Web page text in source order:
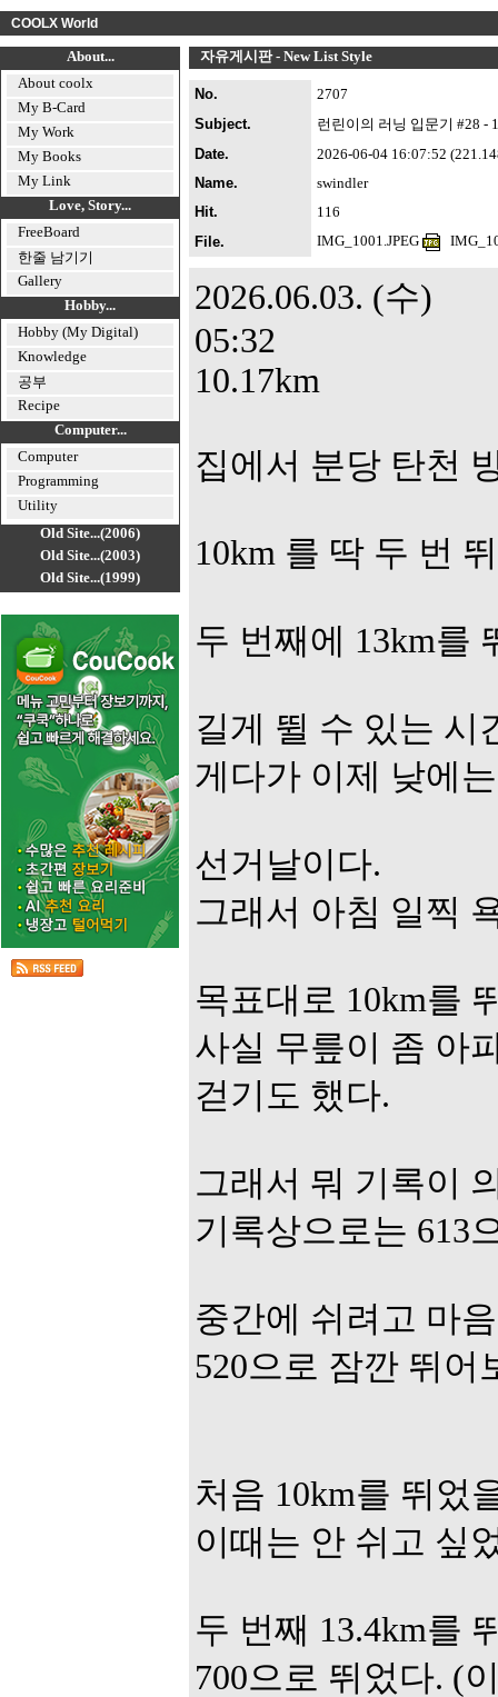
COOLX World
About...
About coolx
My B-Card
My Work
My Books
My Link
Love, Story...
FreeBoard
한줄 남기기
Gallery
Hobby...
Hobby (My Digital)
Knowledge
공부
Recipe
Computer...
Computer
Programming
Utility
Old Site...(2006)
Old Site...(2003)
Old Site...(1999)
자유게시판 - New List Style
No.
2707
Subject.
런린이의 러닝 입문기 #28 -
Date.
2026-06-04 16:07:52
Name.
swindler
Hit.
116
File.
IMG_1001.JPEG
2026.06.03. (수)
05:32
10.17km
집에서 분당 탄천
10km 를 딱 두 번
두 번째에 13km를
길게 뛸 수 있는 시
게다가 이제 낮에
선거날이다.
그래서 아침 일찍
목표대로 10km를
사실 무릎이 좀 아
걷기도 했다.
그래서 뭐 기록이
기록상으로는 613
중간에 쉬려고 마
520으로 잠깐 뛰어
처음 10km를 뛰었
이때는 안 쉬고 싶
두 번째 13.4km를
700으로 뛰었다. (